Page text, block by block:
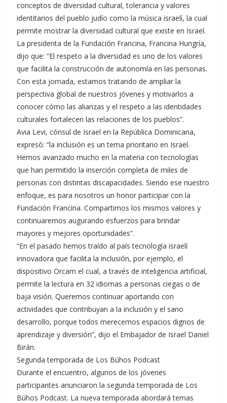
conceptos de diversidad cultural, tolerancia y valores
identitarios del pueblo judío como la música israelí, la cual
permite mostrar la diversidad cultural que existe en Israel.
La presidenta de la Fundación Francina, Francina Hungría,
dijo que: “El respeto a la diversidad es uno de los valores
que facilita la construcción de autonomía en las personas.
Con esta jornada, estamos tratando de ampliar la
perspectiva global de nuestros jóvenes y motivarlos a
conocer cómo las alianzas y el respeto a las identidades
culturales fortalecen las relaciones de los pueblos”.
Avia Levi, cónsul de Israel en la República Dominicana,
expresó: “la inclusión es un tema prioritario en Israel.
Hemos avanzado mucho en la materia con tecnologías
que han permitido la inserción completa de miles de
personas con distintas discapacidades. Siendo ese nuestro
enfoque, es para nosotros un honor participar con la
Fundación Francina. Compartimos los mismos valores y
continuaremos augurando esfuerzos para brindar
mayores y mejores oportunidades”.
“En el pasado hemos traído al país tecnología israelí
innovadora que facilita la inclusión, por ejemplo, el
dispositivo Orcam el cual, a través de inteligencia artificial,
permite la lectura en 32 idiomas a personas ciegas o de
baja visión. Queremos continuar aportando con
actividades que contribuyan a la inclusión y el sano
desarrollo, porque todos merecemos espacios dignos de
aprendizaje y diversión”, dijo el Embajador de Israel Daniel
Birán.
Segunda temporada de Los Búhos Podcast
Durante el encuentro, algunos de los jóvenes
participantes anunciaron la segunda temporada de Los
Búhos Podcast. La nueva temporada abordará temas